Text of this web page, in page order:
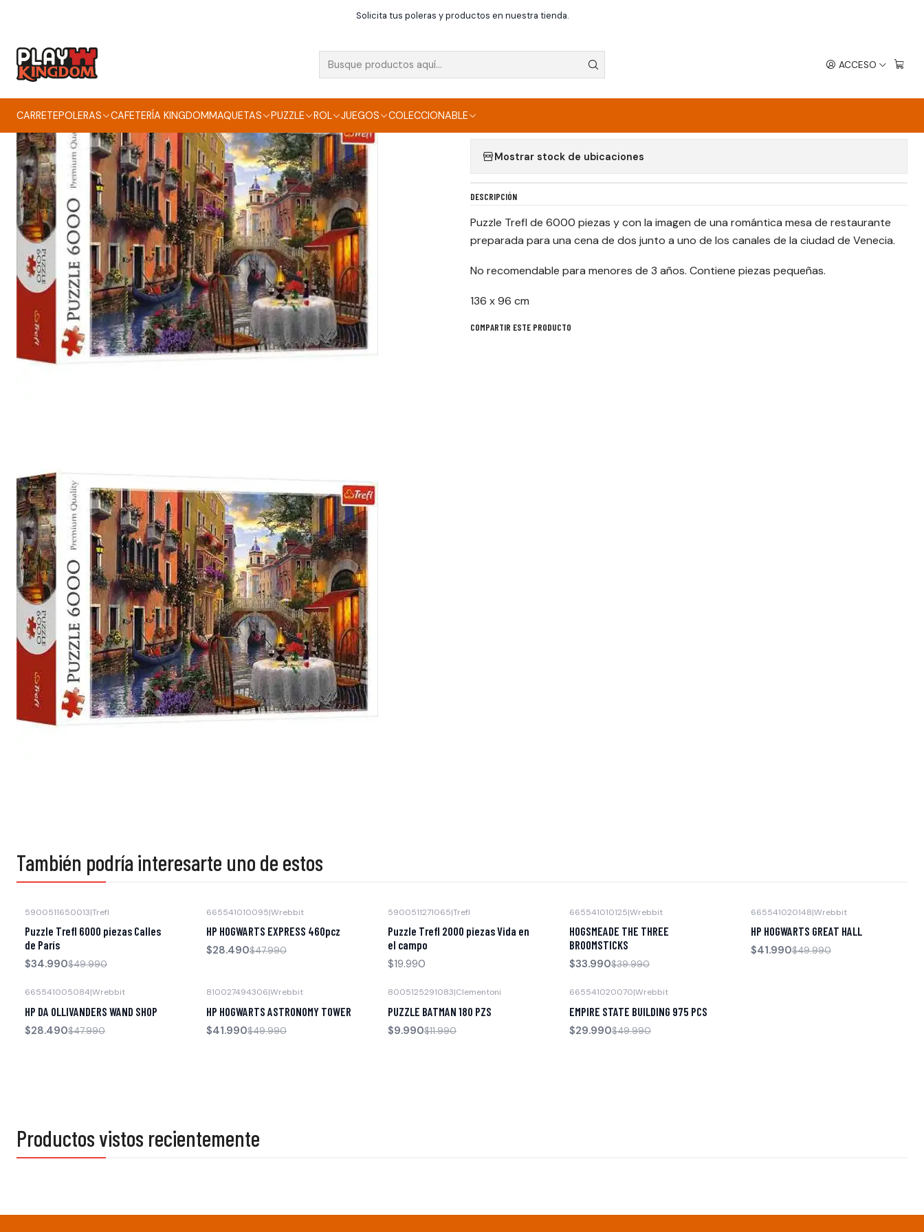
ACCESO
CARRETEPOLERAS CAFETERÍA KINGDOMMAQUETAS PUZZLE ROL JUEGOS COLECCIONABLE
Solicita tus poleras y productos en nuestra tienda.
Puzzle Puzzle Trefl 6000 piezas Venecia romántica
PUZZLE TREFL 6000 PIEZAS VENECIA ROMÁNTICA
Mostrar stock de ubicaciones
DESCRIPCIÓN
Puzzle Trefl de 6000 piezas y con la imagen de una romántica mesa de restaurante
preparada para una cena de dos junto a uno de los canales de la ciudad de Venecia.
No recomendable para menores de 3 años. Contiene piezas pequeñas.
136 x 96 cm
COMPARTIR ESTE PRODUCTO
También podría interesarte uno de estos
5900511650013|Trefl
Puzzle Trefl 6000 piezas Calles
de París
$34.990$49.990
665541010095|Wrebbit
HP HOGWARTS EXPRESS 460pcz
$28.490$47.990
5900511271065|Trefl
Puzzle Trefl 2000 piezas Vida en
el campo
$19.990
665541010125|Wrebbit
HOGSMEADE THE THREE
BROOMSTICKS
$33.990$39.990
665541020148|Wrebbit
HP HOGWARTS GREAT HALL
$41.990$49.990
665541005084|Wrebbit
HP DA OLLIVANDERS WAND SHOP
$28.490$47.990
810027494306|Wrebbit
HP HOGWARTS ASTRONOMY TOWER
$41.990$49.990
8005125291083|Clementoni
PUZZLE BATMAN 180 PZS
$9.990$11.990
665541020070|Wrebbit
EMPIRE STATE BUILDING 975 PCS
$29.990$49.990
Productos vistos recientemente